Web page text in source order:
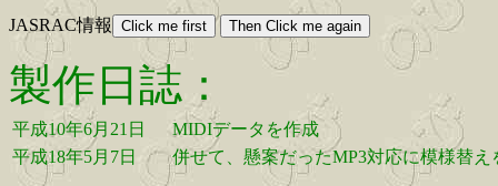
JASRAC情報
製作日誌：
平成10年6月21日
MIDIデータを作成
平成18年5月7日
併せて、懸案だったMP3対応に模様替え